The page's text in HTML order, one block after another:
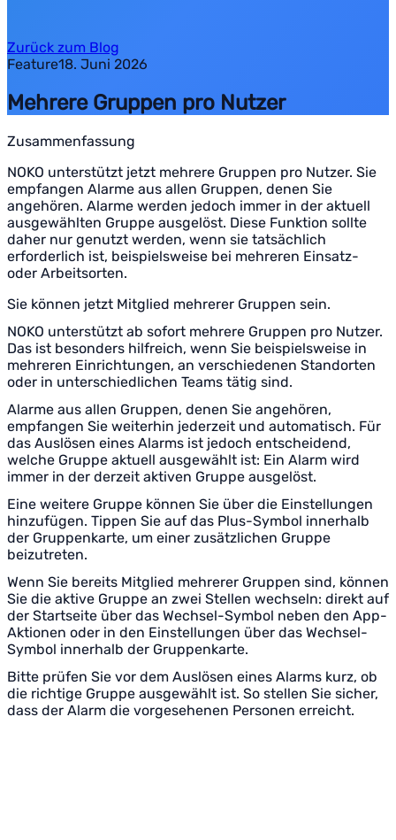
Zurück zum Blog
Feature18. Juni 2026
Mehrere Gruppen pro Nutzer
Zusammenfassung
NOKO unterstützt jetzt mehrere Gruppen pro Nutzer. Sie
empfangen Alarme aus allen Gruppen, denen Sie
angehören. Alarme werden jedoch immer in der aktuell
ausgewählten Gruppe ausgelöst. Diese Funktion sollte
daher nur genutzt werden, wenn sie tatsächlich
erforderlich ist, beispielsweise bei mehreren Einsatz-
oder Arbeitsorten.
Sie können jetzt Mitglied mehrerer Gruppen sein.
NOKO unterstützt ab sofort mehrere Gruppen pro Nutzer.
Das ist besonders hilfreich, wenn Sie beispielsweise in
mehreren Einrichtungen, an verschiedenen Standorten
oder in unterschiedlichen Teams tätig sind.
Alarme aus allen Gruppen, denen Sie angehören,
empfangen Sie weiterhin jederzeit und automatisch. Für
das Auslösen eines Alarms ist jedoch entscheidend,
welche Gruppe aktuell ausgewählt ist: Ein Alarm wird
immer in der derzeit aktiven Gruppe ausgelöst.
Eine weitere Gruppe können Sie über die Einstellungen
hinzufügen. Tippen Sie auf das Plus-Symbol innerhalb
der Gruppenkarte, um einer zusätzlichen Gruppe
beizutreten.
Wenn Sie bereits Mitglied mehrerer Gruppen sind, können
Sie die aktive Gruppe an zwei Stellen wechseln: direkt auf
der Startseite über das Wechsel-Symbol neben den App-
Aktionen oder in den Einstellungen über das Wechsel-
Symbol innerhalb der Gruppenkarte.
Bitte prüfen Sie vor dem Auslösen eines Alarms kurz, ob
die richtige Gruppe ausgewählt ist. So stellen Sie sicher,
dass der Alarm die vorgesehenen Personen erreicht.